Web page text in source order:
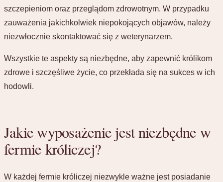
szczepieniom oraz przeglądom zdrowotnym. W przypadku
zauważenia jakichkolwiek niepokojących objawów, należy
niezwłocznie skontaktować się z weterynarzem.
Wszystkie te aspekty są niezbędne, aby zapewnić królikom
zdrowe i szczęśliwe życie, co przekłada się na sukces w ich
hodowli.
Jakie wyposażenie jest niezbędne w
fermie króliczej?
W każdej fermie króliczej niezwykle ważne jest posiadanie